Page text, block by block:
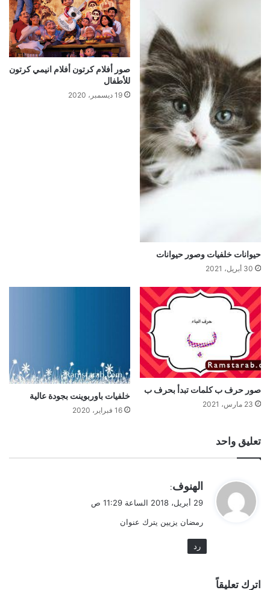
حيوانات خلفيات وصور حيوانات
30 أبريل، 2021
صور أفلام كرتون أفلام انيمي كرتون
للأطفال
19 ديسمبر، 2020
صور حرف ب كلمات تبدأ بحرف ب
23 مارس، 2021
خلفيات باوربوينت بجودة عالية
16 فبراير، 2020
تعليق واحد
ي
ل
الهنوف:
29 أبريل، 2018 الساعة 11:29 ص
رمضان يزيين يترك عنوان
رد
اترك تعليقاً